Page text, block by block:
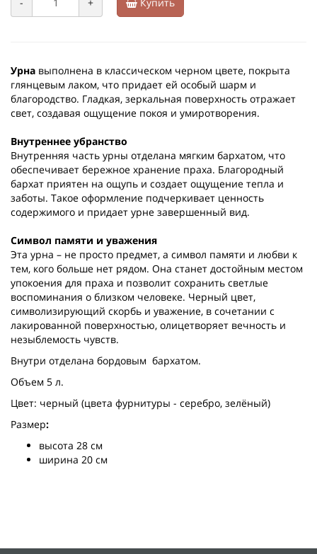
Урна выполнена в классическом черном цвете, покрыта
глянцевым лаком, что придает ей особый шарм и
благородство. Гладкая, зеркальная поверхность отражает
свет, создавая ощущение покоя и умиротворения.
Внутреннее убранство
Внутренняя часть урны отделана мягким бархатом, что
обеспечивает бережное хранение праха. Благородный
бархат приятен на ощупь и создает ощущение тепла и
заботы. Такое оформление подчеркивает ценность
содержимого и придает урне завершенный вид.
Символ памяти и уважения
Эта урна – не просто предмет, а символ памяти и любви к
тем, кого больше нет рядом. Она станет достойным местом
упокоения для праха и позволит сохранить светлые
воспоминания о близком человеке. Черный цвет,
символизирующий скорбь и уважение, в сочетании с
лакированной поверхностью, олицетворяет вечность и
незыблемость чувств.
Внутри отделана бордовым бархатом.
Объем 5 л.
Цвет: черный (цвета фурнитуры - серебро, зелёный)
Размер:
высота 28 см
ширина 20 см